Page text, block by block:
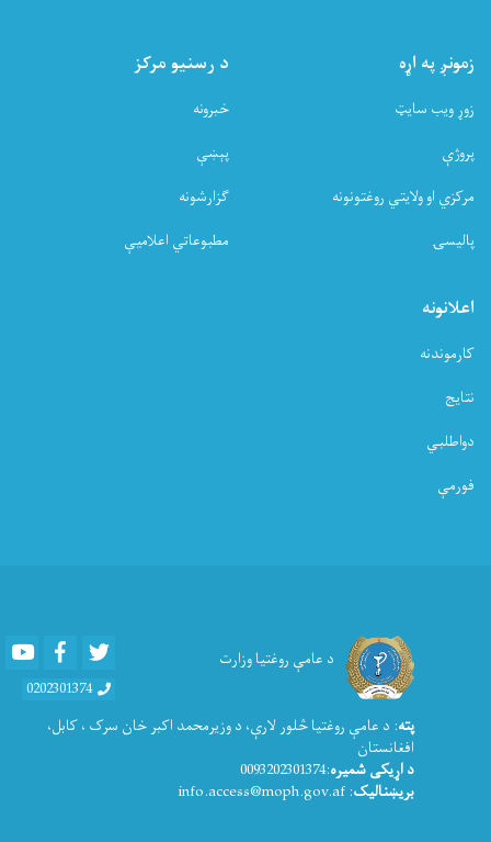
شاوخوا
۵۰۰
ډالرو
مرسته
زمونږ په اړه
زوړ ویب سایټ
پروژې
مرکزي او ولایتي روغتونونه
پالیسۍ
د رسنیو مرکز
خبرونه
پېښې
ګزارشونه
مطبوعاتي اعلامیې
اعلانونه
کارموندنه
نتایج
دواطلبي
فورمې
د عامې روغتیا وزارت Youtube Facebook
0202301374
پته: د عامې روغتيا څلور لارې، د وزیرمحمد اکبر خان سرک ، کابل،
افغانستان
د اړیکی شمیره:0093202301374
بریښنالیک: info.access@moph.gov.af